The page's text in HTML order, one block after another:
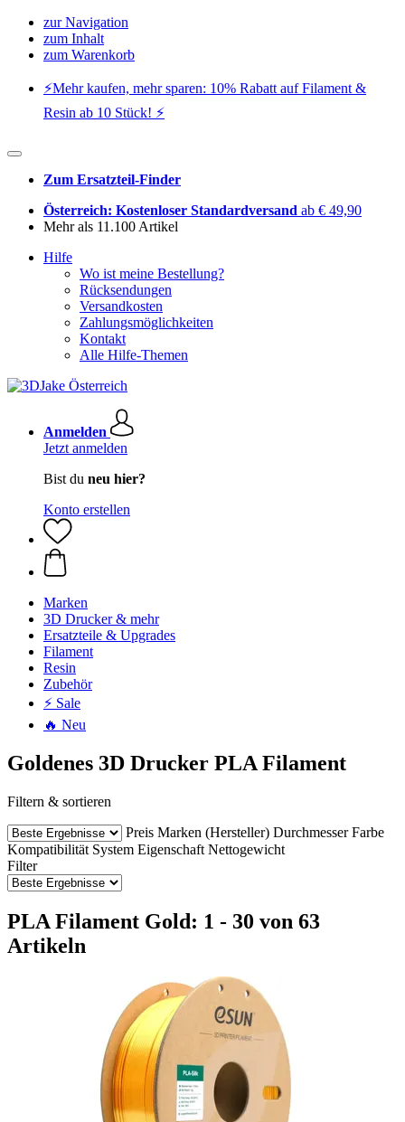
zur Navigation
zum Inhalt
zum Warenkorb
⚡️Mehr kaufen, mehr sparen: 10% Rabatt auf Filament &
Resin ab 10 Stück! ⚡️
Zum Ersatzteil-Finder
Österreich: Kostenloser Standardversand ab € 49,90
Mehr als 11.100 Artikel
Hilfe
Wo ist meine Bestellung?
Rücksendungen
Versandkosten
Zahlungsmöglichkeiten
Kontakt
Alle Hilfe-Themen
Anmelden
Jetzt anmelden
Bist du neu hier?
Konto erstellen
Marken
3D Drucker & mehr
Ersatzteile & Upgrades
Filament
Resin
Zubehör
⚡ Sale
🔥 Neu
Goldenes 3D Drucker PLA Filament
Filtern & sortieren
Preis Marken (Hersteller) Durchmesser Farbe
Kompatibilität System Eigenschaft Nettogewicht
Filter
PLA Filament Gold: 1 - 30 von 63
Artikeln